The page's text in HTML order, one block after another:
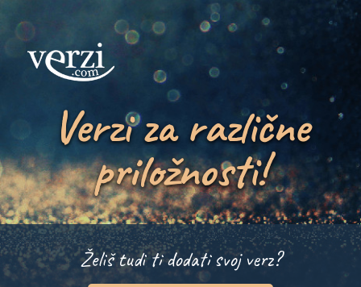
Verzi za različne
priložnosti!
Želiš tudi ti dodati svoj verz?